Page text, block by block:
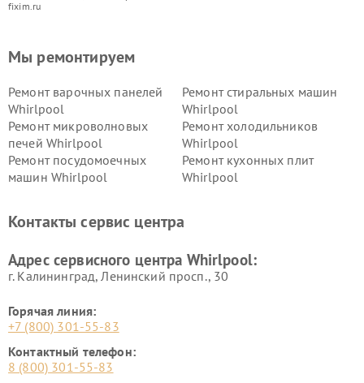
fixim.ru
Мы ремонтируем
Ремонт варочных панелей
Whirlpool
Ремонт стиральных машин
Whirlpool
Ремонт микроволновых
печей Whirlpool
Ремонт холодильников
Whirlpool
Ремонт посудомоечных
машин Whirlpool
Ремонт кухонных плит
Whirlpool
Контакты сервис центра
Адрес сервисного центра Whirlpool:
г. Калининград, Ленинский просп., 30
Горячая линия:
+7 (800) 301-55-83
Контактный телефон:
8 (800) 301-55-83